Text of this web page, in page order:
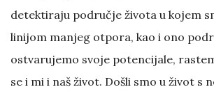
detektiraju područje života u kojem
linijom manjeg otpora, kao i ono
ostvarujemo svoje potencijale,
se i mi i naš život. Došli smo u život s